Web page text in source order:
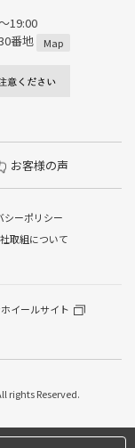
19:00
番地
Map
お客様の声
シーポリシー
取組について
イールサイト
rights Reserved.
ル交換/その他